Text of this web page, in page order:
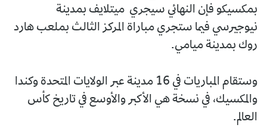
بمكسيكو فإن النهائي سيجري ميتلايف بمدينة
نيوجيرسي فيما ستجري مباراة المركز الثالث بملعب هارد
روك بمدينة ميامي.
وستقام المباريات في 16 مدينة عبر الولايات المتحدة وكندا
والمكسيك، في نسخة هي الأكبر والأوسع في تاريخ كأس
العالم.